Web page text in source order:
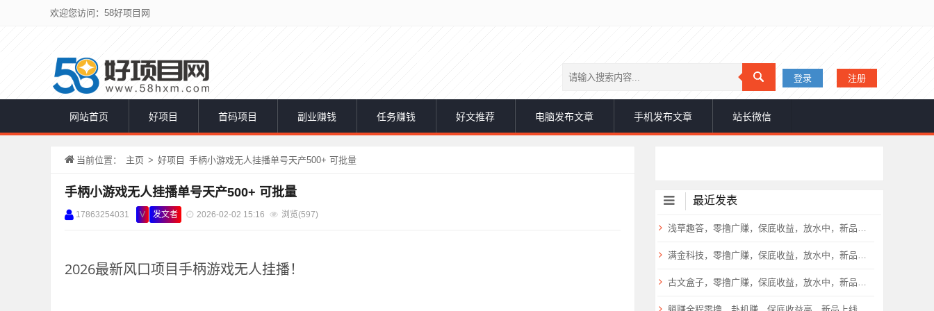
欢迎您访问：58好项目网
登录 注册
网站首页 好项目 首码项目 副业赚钱 任务赚钱 好文推荐 电脑发布文章 手机发布文章 站长微信
当前位置： 主页 > 好项目 手柄小游戏无人挂播单号天产500+ 可批量
手柄小游戏无人挂播单号天产500+ 可批量
17863254031 V 发文者 2026-02-02 15:16 浏览(597)
2026最新风口项目手柄游戏无人挂播！
最近发表
浅草趣答，零撸广赚，保底收益，放水中，新品上线，
满金科技，零撸广赚，保底收益，放水中，新品上线，
古文盒子，零撸广赚，保底收益，放水中，新品上线，